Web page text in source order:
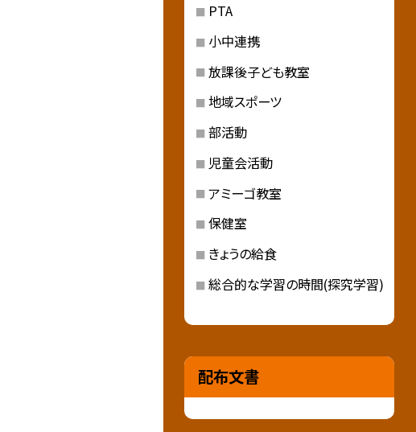
PTA
小中連携
放課後子ども教室
地域スポーツ
部活動
児童会活動
アミーゴ教室
保健室
きょうの給食
総合的な学習の時間(探究学習)
配布文書